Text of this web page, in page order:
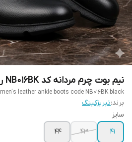
نیم بوت چرم مردانه کد NB016BK رنگ مشکی
men's leather ankle boots code NB016BK black
برند:تبریزکینگ
سایز
41
43
44